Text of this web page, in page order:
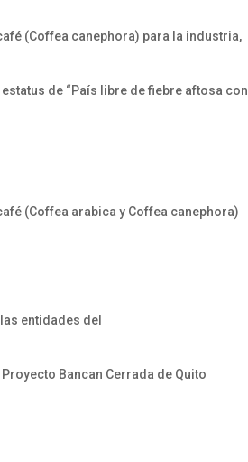
(Coffea canephora) para la industria,
de “País libre de fiebre aftosa con
(Coffea arabica y Coffea canephora)
entidades del
Bancan Cerrada de Quito